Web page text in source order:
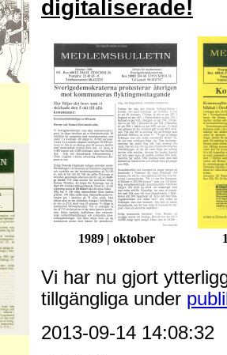
digitaliserade!
1989 | oktober
Vi har nu gjort
tillgängliga under
2013-09-14 14:08:32